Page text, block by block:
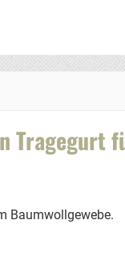
Baumwollgewebe.